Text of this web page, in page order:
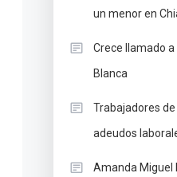
un menor en
Crece llamado
Blanca
Trabajadores
adeudos
Amanda Miguel